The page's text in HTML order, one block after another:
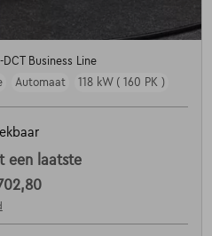
Business Line
Automaat 118 kW ( 160 PK )
een laatste